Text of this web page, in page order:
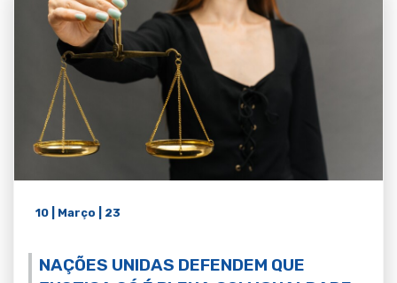
10 | Março | 23
NAÇÕES UNIDAS DEFENDEM QUE